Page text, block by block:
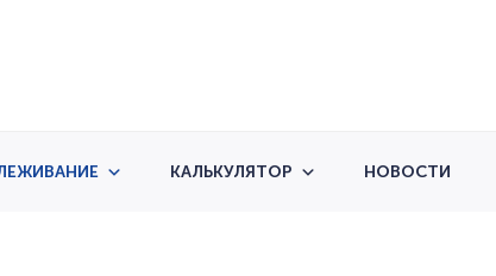
КАЛЬКУЛЯТОР НОВОСТИ